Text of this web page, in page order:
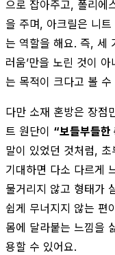
으로 잡아주고, 폴리에
을 주며, 아크릴은 니
는 역할을 해요. 즉, 세
러움’만을 노린 것이
는 목적이 크다고 볼 수
다만 소재 혼방은 장점
트 원단이 “보들부들한
말이 있었던 것처럼,
기대하면 다소 다르게
물거리지 않고 형태가
쉽게 무너지지 않는 편
몸에 달라붙는 느낌을
용할 수 있어요.